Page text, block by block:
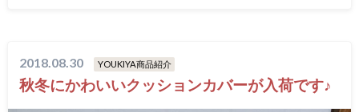
2018.08.30 YOUKIYA商品紹介
秋冬にかわいいクッションカバーが入荷です♪